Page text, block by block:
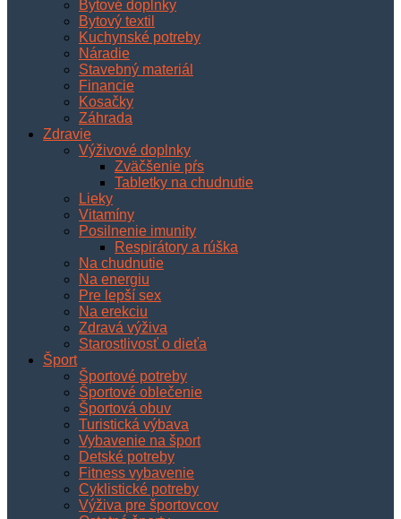
Bytové doplnky
Bytový textil
Kuchynské potreby
Náradie
Stavebný materiál
Financie
Kosačky
Záhrada
Zdravie
Výživové doplnky
Zväčšenie pŕs
Tabletky na chudnutie
Lieky
Vitamíny
Posilnenie imunity
Respirátory a rúška
Na chudnutie
Na energiu
Pre lepší sex
Na erekciu
Zdravá výživa
Starostlivosť o dieťa
Šport
Športové potreby
Športové oblečenie
Športová obuv
Turistická výbava
Vybavenie na šport
Detské potreby
Fitness vybavenie
Cyklistické potreby
Výživa pre športovcov